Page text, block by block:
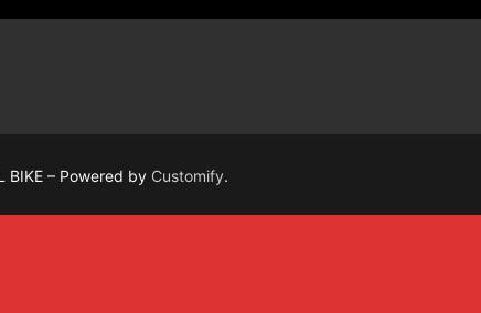
BIKE – Powered by Customify.